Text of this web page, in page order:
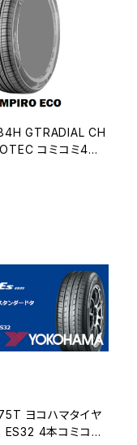
GTRADIAL CH
コミコミ4本
イヤ
4本コミコミ